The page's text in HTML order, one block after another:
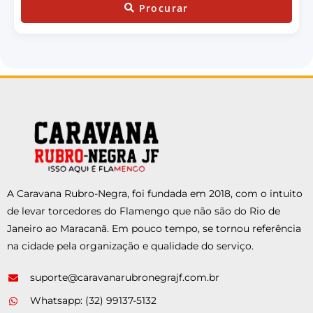
Procurar
A Caravana Rubro-Negra, foi fundada em 2018, com o intuito
de levar torcedores do Flamengo que não são do Rio de
Janeiro ao Maracanã. Em pouco tempo, se tornou referência
na cidade pela organização e qualidade do serviço.
suporte@caravanarubronegrajf.com.br
Whatsapp: (32) 99137-5132